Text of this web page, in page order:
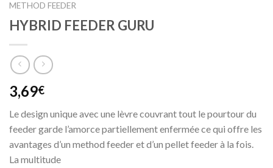
METHOD FEEDER
HYBRID FEEDER GURU
3,69€
Le design unique avec une lèvre couvrant tout le pourtour du
feeder garde l’amorce partiellement enfermée ce qui offre les
avantages d’un method feeder et d’un pellet feeder à la fois.
La multitude